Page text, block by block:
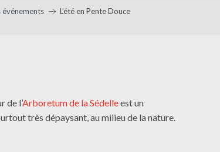
événements L’été en Pente Douce
de l’Arboretum de la Sédelleest un
très dépaysant, au milieu de la nature.